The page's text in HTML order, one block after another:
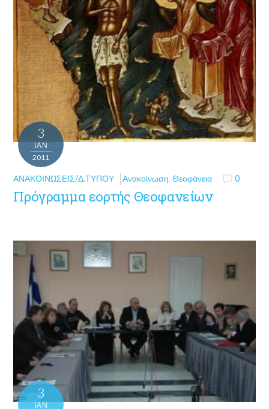
3
ΙΑΝ
2011
ΑΝΑΚΟΙΝΏΣΕΙΣ/Δ.ΤΎΠΟΥ Ανακοίνωση,Θεοφάνεια 0
Πρόγραμμα εορτής Θεοφανείων
3
ΙΑΝ